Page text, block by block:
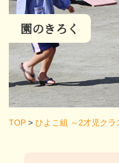
園のきろく
TOP > ひよこ組 ～2才児クラ